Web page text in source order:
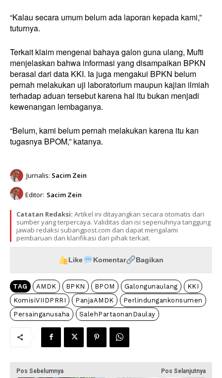
“Kalau secara umum belum ada laporan kepada kami,”
tuturnya.
Terkait klaim mengenai bahaya galon guna ulang, Mufti
menjelaskan bahwa informasi yang disampaikan BPKN
berasal dari data KKI. Ia juga mengakui BPKN belum
pernah melakukan uji laboratorium maupun kajian ilmiah
terhadap aduan tersebut karena hal itu bukan menjadi
kewenangan lembaganya.
“Belum, kami belum pernah melakukan karena itu kan
tugasnya BPOM,” katanya.
Jurnalis: Sacim Zein
Editor: Sacim Zein
Catatan Redaksi: Artikel ini ditayangkan secara otomatis dari
sumber yang terpercaya. Validitas dan isi sepenuhnya tanggung
jawab redaksi subangpost.com dan dapat mengalami
pembaruan dan klarifikasi dari pihak terkait.
Like Komentar Bagikan
TAG AMDK BPKN BPOM Galongunaulang
KKI
KomisiVIIDPRRI
PanjaAMDK
Perlindungankonsumen
Persainganusaha
SalehPartaonanDaulay
Pos Sebelumnya Pos Selanjutnya